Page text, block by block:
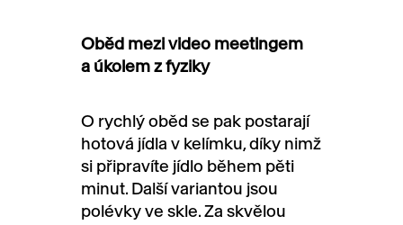
Oběd mezi video meetingem
a úkolem z fyziky
O rychlý oběd se pak postarají
hotová jídla v kelímku, díky nimž
si připravíte jídlo během pěti
minut. Další variantou jsou
polévky ve skle. Za skvělou